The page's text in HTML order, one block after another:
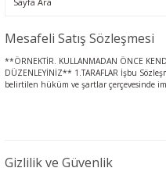
Mesafeli Satış Sözleşmesi
**ÖRNEKTİR. KULLANMADAN ÖNCE
DÜZENLEYİNİZ** 1.TARAFLAR İşbu
belirtilen hüküm ve şartlar çerçevesinde
Gizlilik ve Güvenlik